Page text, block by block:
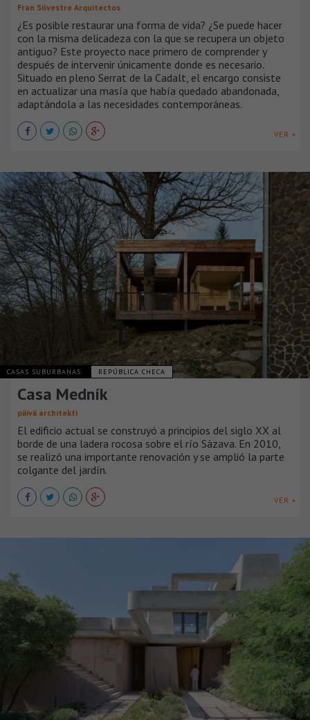
Fran Silvestre Arquitectos
¿Es posible restaurar una forma de vida? ¿Se puede hacer
con la misma delicadeza con la que se recupera un objeto
antiguo? Este proyecto nace primero de comprender y
después de intervenir únicamente donde es necesario.
Situado en pleno Serrat de la Cadalt, el encargo consiste
en actualizar una masía que había quedado abandonada,
adaptándola a las necesidades contemporáneas.
VER +
CASAS SUBURBANAS REPÚBLICA CHECA
Casa Medník
päivä architekti
El edificio actual se construyó a principios del siglo XX al
borde de una ladera rocosa sobre el río Sázava. En 2010,
se realizó una importante renovación y se amplió la parte
colgante del jardín.
VER +